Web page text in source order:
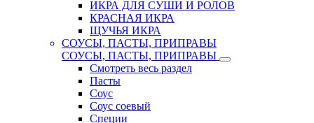
ИКРА ДЛЯ СУШИ И РОЛОВ
КРАСНАЯ ИКРА
ЩУЧЬЯ ИКРА
СОУСЫ, ПАСТЫ, ПРИПРАВЫ
СОУСЫ, ПАСТЫ, ПРИПРАВЫ
Смотреть весь раздел
Пасты
Соус
Соус соевый
Специи